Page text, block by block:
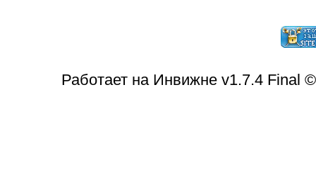
Работает на Инвижне v1.7.4 Final